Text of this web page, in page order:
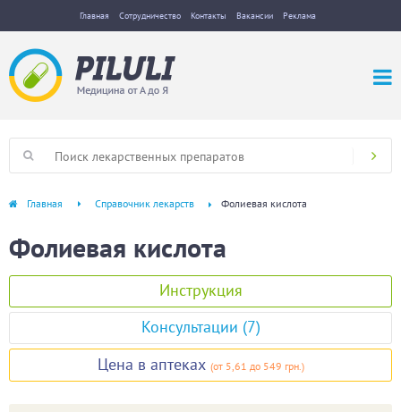
Главная Сотрудничество Контакты Вакансии Реклама
Главная Справочник лекарств Фолиевая кислота
Фолиевая кислота
Инструкция
Консультации (7)
Цена в аптеках (от 5,61 до 549 грн.)